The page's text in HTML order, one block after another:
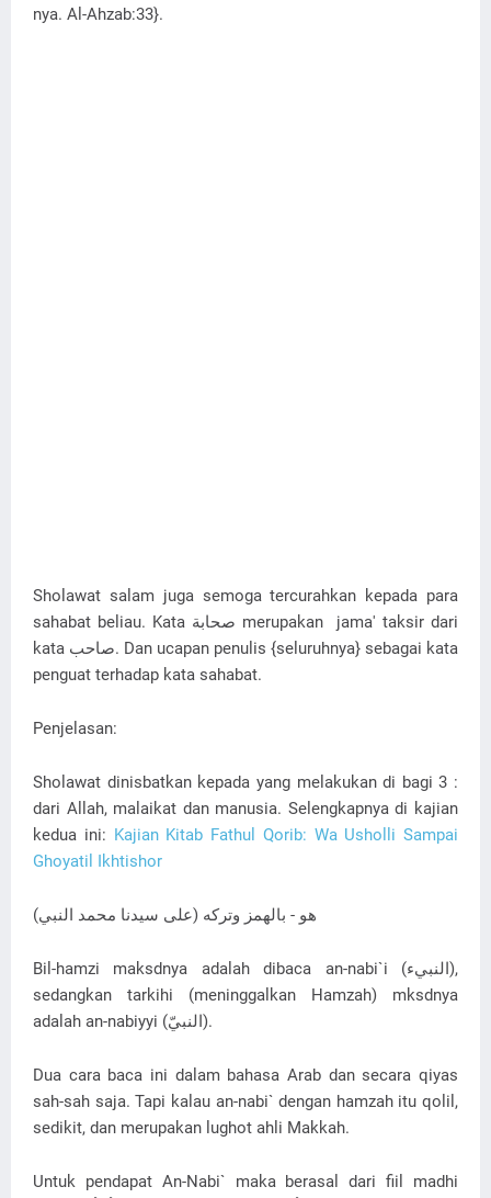
nya. Al-Ahzab:33}.
Sholawat salam juga semoga tercurahkan kepada para
sahabat beliau. Kata صحابة merupakan jama' taksir dari
kata صاحب. Dan ucapan penulis {seluruhnya} sebagai kata
penguat terhadap kata sahabat.
Penjelasan:
Sholawat dinisbatkan kepada yang melakukan di bagi 3 :
dari Allah, malaikat dan manusia. Selengkapnya di kajian
kedua ini: Kajian Kitab Fathul Qorib: Wa Usholli Sampai
Ghoyatil Ikhtishor
(على سيدنا محمد النبي) هو - بالهمز وتركه
Bil-hamzi maksdnya adalah dibaca an-nabi`i (النبيء),
sedangkan tarkihi (meninggalkan Hamzah) mksdnya
adalah an-nabiyyi (النبيّ).
Dua cara baca ini dalam bahasa Arab dan secara qiyas
sah-sah saja. Tapi kalau an-nabi` dengan hamzah itu qolil,
sedikit, dan merupakan lughot ahli Makkah.
Untuk pendapat An-Nabi` maka berasal dari fiil madhi